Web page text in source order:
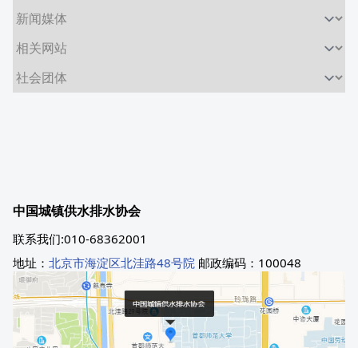
中国城镇供水排水协会
联系我们:010-68362001
地址： 北京市海淀区北洼路48号院 邮政编码：100048